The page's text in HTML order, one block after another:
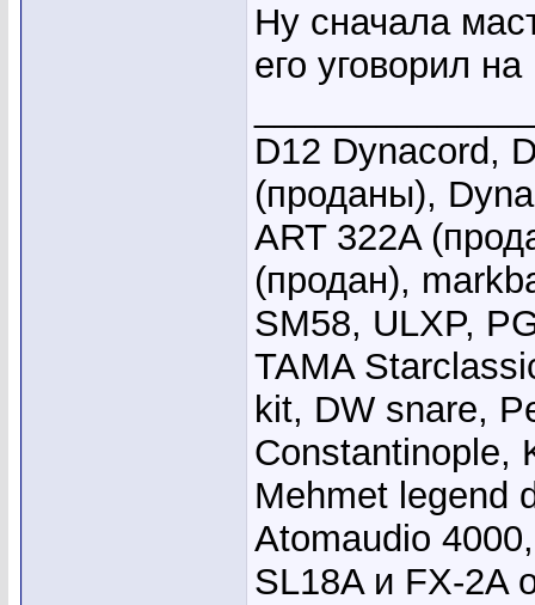
Ну сначала
его уговорил
D12 Dynacord,
(проданы),
ART 322A
(продан),
SM58, ULXP,
TAMA
kit, DW snare,
Constantinople,
Mehmet legend
Atomaudio
SL18A и FX-2A